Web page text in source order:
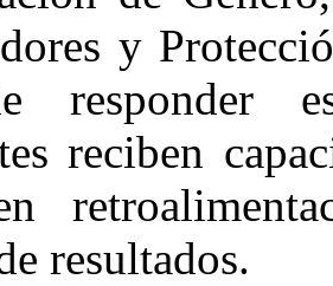
y
responder
reciben
resultados.